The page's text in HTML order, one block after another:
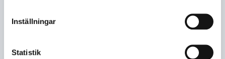
Inställningar
Statistik